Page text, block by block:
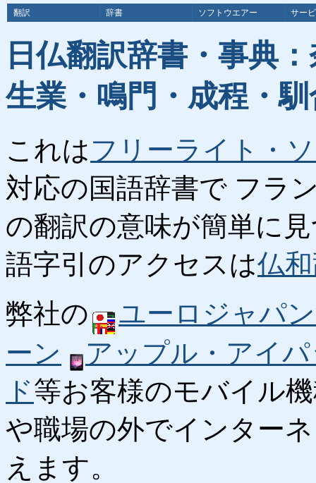
翻訳 辞書 ソフトウエアー サー
日仏翻訳辞書・事典
生業・鳴門・成程・
これはフリーライト・
対応の国語辞書で フラ
の翻訳の意味が簡単に
語字引のアクセスは仏
弊社の
ユーロジャパ
ーン
アップル・アイ
ド等お客様のモバイル
や職場の外でインター
えます。